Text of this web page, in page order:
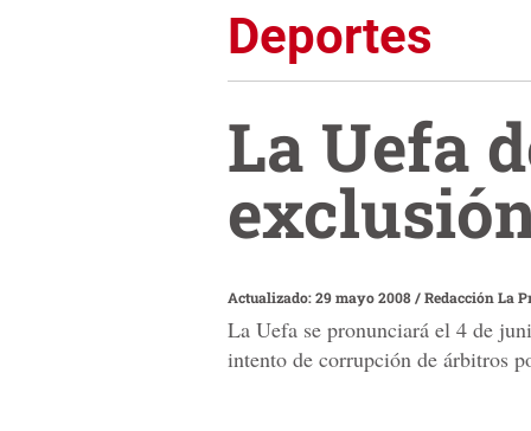
Deportes
La Uefa
Actualizado: 29 mayo 2008/Redacción La
La Uefa se pronunciará el 4 de
intento de corrupción de árbitros